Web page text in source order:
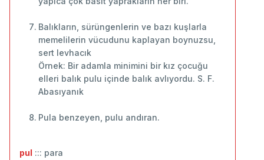
Balıkların, sürüngenlerin ve bazı kuşlarla
memelilerin vücudunu kaplayan boynuzsu,
sert levhacık
Örnek: Bir adamla minimini bir kız çocuğu
elleri balık pulu içinde balık avlıyordu. S. F.
Abasıyanık
Pula benzeyen, pulu andıran.
pul ::: para